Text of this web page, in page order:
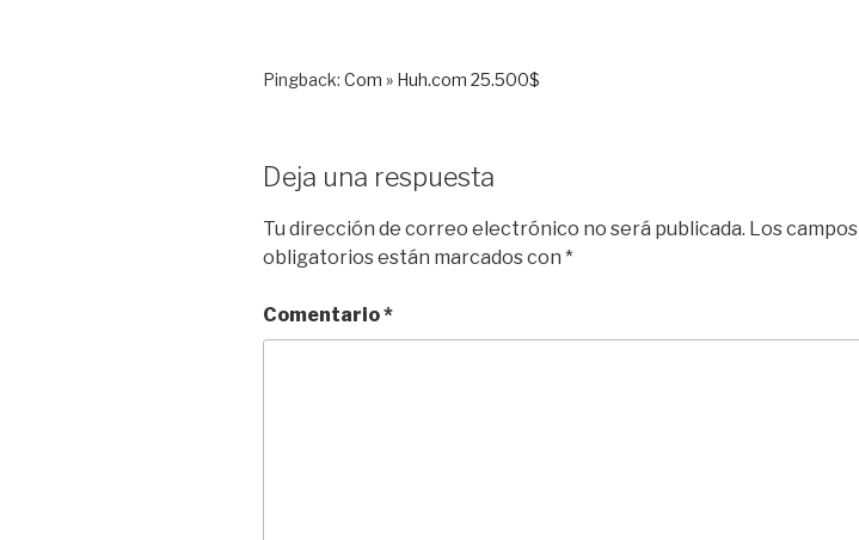
Pingback: Com » Huh.com 25.500$
Deja una respuesta
Tu dirección de correo electrónico no será publicada. Los campos
obligatorios están marcados con *
Comentario*